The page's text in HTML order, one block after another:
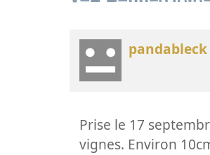
pandableck
Prise le 17
vignes. Environ